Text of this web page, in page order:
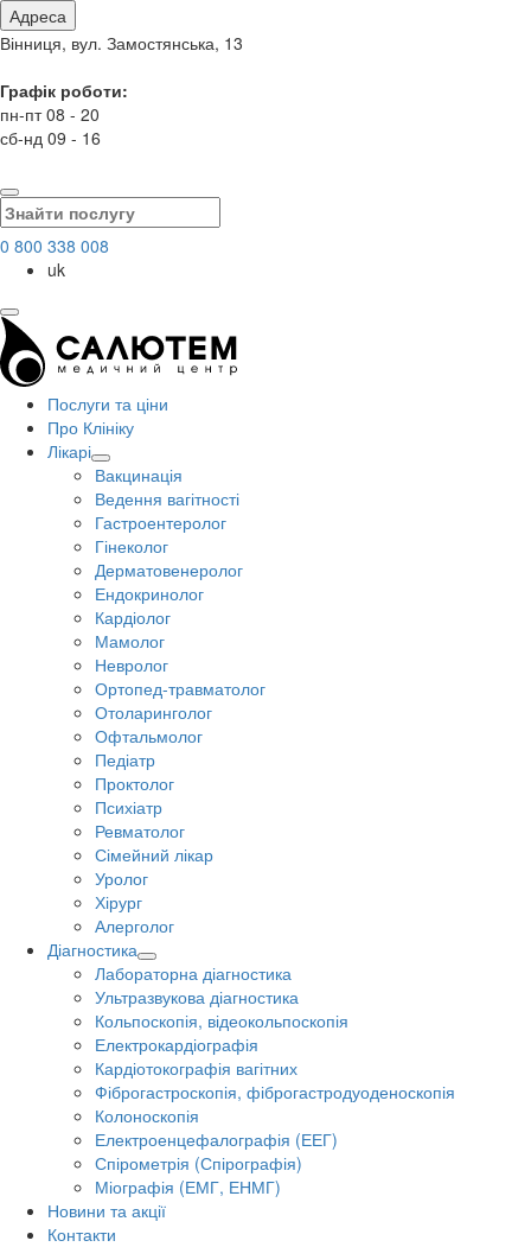
Адреса
Вінниця, вул. Замостянська, 13
Графік роботи:
пн-пт 08 - 20
сб-нд 09 - 16
0 800 338 008
uk
Послуги та ціни
Про Клініку
Лікарі
Вакцинація
Ведення вагітності
Гастроентеролог
Гінеколог
Дерматовенеролог
Ендокринолог
Кардіолог
Мамолог
Невролог
Ортопед-травматолог
Отоларинголог
Офтальмолог
Педіатр
Проктолог
Психіатр
Ревматолог
Сімейний лікар
Уролог
Хірург
Алерголог
Діагностика
Лабораторна діагностика
Ультразвукова діагностика
Кольпоскопія, відеокольпоскопія
Електрокардіографія
Кардіотокографія вагітних
Фіброгастроскопія, фіброгастродуоденоскопія
Колоноскопія
Електроенцефалографія (ЕЕГ)
Спірометрія (Спірографія)
Міографія (ЕМГ, ЕНМГ)
Новини та акції
Контакти